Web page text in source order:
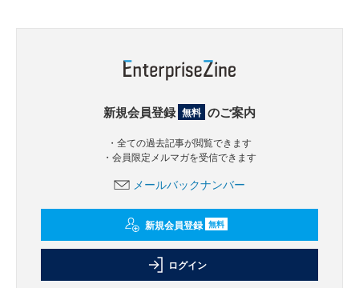
新規会員登録 無料 のご案内
・全ての過去記事が閲覧できます
・会員限定メルマガを受信できます
メールバックナンバー
新規会員登録 無料
ログイン